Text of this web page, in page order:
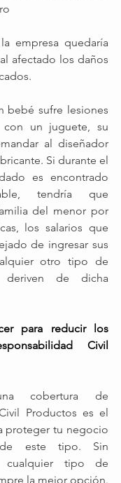
empresa quedaría
afectado los daños
bebé sufre lesiones
un juguete, su
al diseñador
Si durante el
es encontrado
tendría que
del menor por
los salarios que
de ingresar sus
otro tipo de
de dicha
para reducir los
Civil
cobertura de
Productos es el
proteger tu negocio
este tipo. Sin
cualquier tipo de
la mejor opción.